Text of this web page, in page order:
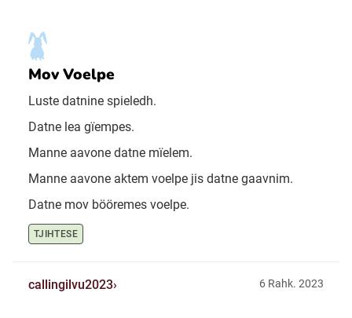
Mov Voelpe
Luste datnine spieledh.
Datne lea gïempes.
Manne aavone datne mïelem.
Manne aavone aktem voelpe jis datne gaavnim.
Datne mov bööremes voelpe.
TJIHTESE
callingilvu2023 6 Rahk. 2023